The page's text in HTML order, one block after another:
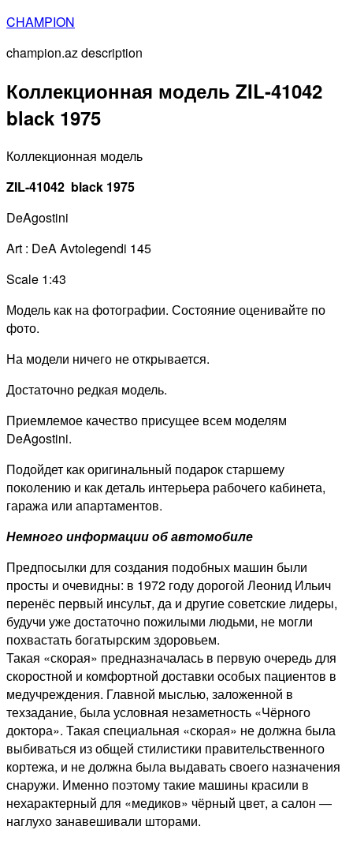
Перейти
содержимому
CHAMPION
champion.az description
Коллекционная модель ZIL-41042
black 1975
Коллекционная модель
ZIL-41042 black 1975
DeAgostini
Art : DeA Avtolegendi 145
Scale 1:43
Модель как на фотографии. Состояние оценивайте по
фото.
На модели ничего не открывается.
Достаточно редкая модель.
Приемлемое качество присущее всем моделям
DeAgostini.
Подойдет как оригинальный подарок старшему
поколению и как деталь интерьера рабочего кабинета,
гаража или апартаментов.
Немного информации об автомобиле
Предпосылки для создания подобных машин были
просты и очевидны: в 1972 году дорогой Леонид Ильич
перенёс первый инсульт, да и другие советские лидеры,
будучи уже достаточно пожилыми людьми, не могли
похвастать богатырским здоровьем.
Такая «скорая» предназначалась в первую очередь для
скоростной и комфортной доставки особых пациентов в
медучреждения. Главной мыслью, заложенной в
техзадание, была условная незаметность «Чёрного
доктора». Такая специальная «скорая» не должна была
выбиваться из общей стилистики правительственного
кортежа, и не должна была выдавать своего назначения
снаружи. Именно поэтому такие машины красили в
нехарактерный для «медиков» чёрный цвет, а салон —
наглухо занавешивали шторами.